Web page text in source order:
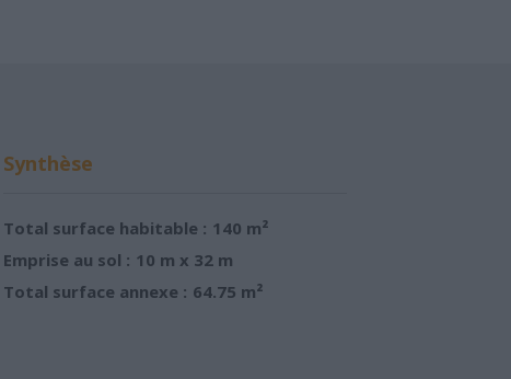
Synthèse
Total surface habitable : 140 m²
Emprise au sol : 10 m x 32 m
Total surface annexe : 64.75 m²